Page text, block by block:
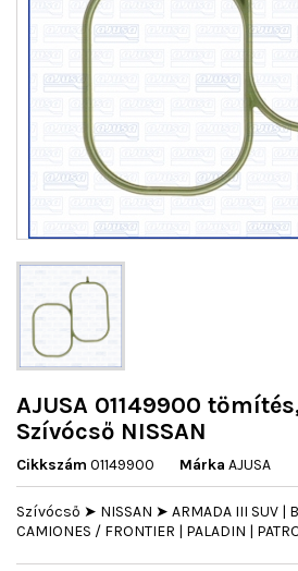
AJUSA 01149900
Szívócső NISSAN
Cikkszám 01149900 Márka AJUSA
Szívócső ➤ NISSAN ➤ ARMADA III SUV |
CAMIONES / FRONTIER | PALADIN |